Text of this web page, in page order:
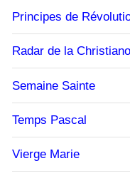
Principes de
Radar de la
Semaine Sainte
Temps Pascal
Vierge Marie